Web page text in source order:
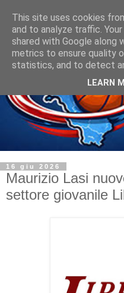
16 giu 2026
Maurizio Lasi
settore giovanile
This site uses cookies
and to analyze traffic.
shared with Google along
metrics to ensure quality
statistics, and to detect
LEARN